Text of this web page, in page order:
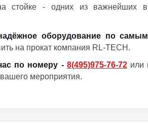
стойке - одних из важнейших в
оборудование по
на прокат компания RL-TECH.
по номеру - 8(495)975-76-72или
мероприятия.